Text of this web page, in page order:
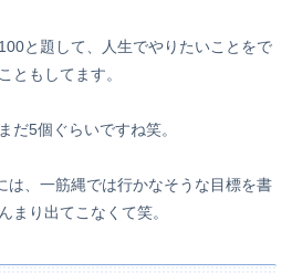
と題して、人生でやりたいことをで
ともしてます。
だ5個ぐらいですね笑。
は、一筋縄では行かなそうな目標を書
まり出てこなくて笑。